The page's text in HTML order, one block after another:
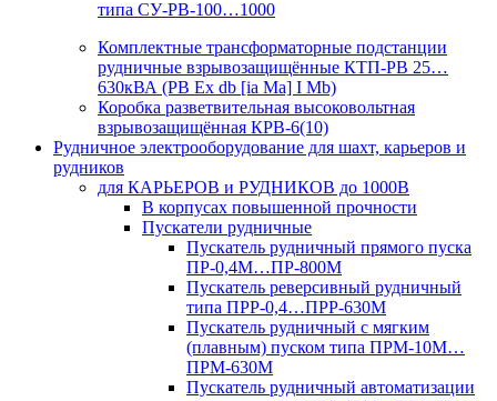
типа СУ-РВ-100…1000
Комплектные трансформаторные подстанции
рудничные взрывозащищённые КТП-РВ 25…
630кВА (РВ Ex db [ia Ma] I Mb)
Коробка разветвительная высоковольтная
взрывозащищённая КРВ-6(10)
Рудничное электрооборудование для шахт, карьеров и
рудников
для КАРЬЕРОВ и РУДНИКОВ до 1000В
В корпусах повышенной прочности
Пускатели рудничные
Пускатель рудничный прямого пуска
ПР-0,4М…ПР-800М
Пускатель реверсивный рудничный
типа ПРР-0,4…ПРР-630М
Пускатель рудничный с мягким
(плавным) пуском типа ПРМ-10М…
ПРМ-630М
Пускатель рудничный автоматизации